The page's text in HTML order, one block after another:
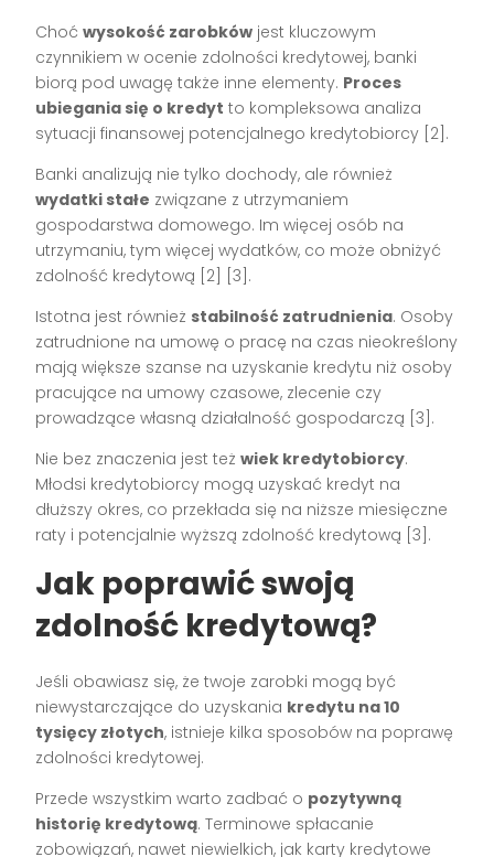
Choćwysokość zarobków jest kluczowym
czynnikiem w ocenie zdolności kredytowej, banki
biorą pod uwagę także inne elementy. Proces
ubiegania się o kredyt to kompleksowa analiza
sytuacji finansowej potencjalnego kredytobiorcy [2].
Banki analizują nie tylko dochody, ale również
wydatki stałe związane z utrzymaniem
gospodarstwa domowego. Im więcej osób na
utrzymaniu, tym więcej wydatków, co może obniżyć
zdolność kredytową [2] [3].
Istotna jest również stabilność zatrudnienia. Osoby
zatrudnione na umowę o pracę na czas nieokreślony
mają większe szanse na uzyskanie kredytu niż osoby
pracujące na umowy czasowe, zlecenie czy
prowadzące własną działalność gospodarczą [3].
Nie bez znaczenia jest teżwiek kredytobiorcy.
Młodsi kredytobiorcy mogą uzyskać kredyt na
dłuższy okres, co przekłada się na niższe miesięczne
raty i potencjalnie wyższą zdolność kredytową [3].
Jak poprawić swoją
zdolność kredytową?
Jeśli obawiasz się, że twoje zarobki mogą być
niewystarczające do uzyskania kredytu na 10
tysięcy złotych, istnieje kilka sposobów na poprawę
zdolności kredytowej.
Przede wszystkim warto zadbać o pozytywną
historię kredytową. Terminowe spłacanie
zobowiązań, nawet niewielkich, jak karty kredytowe